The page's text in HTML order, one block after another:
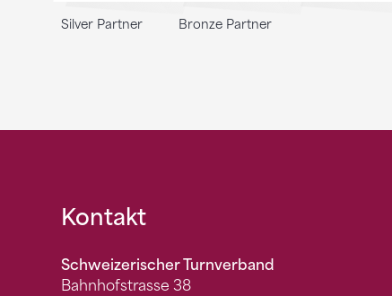
Silver Partner Bronze Partner
Fusszeile
Kontakt
Schweizerischer Turnverband
Bahnhofstrasse 38